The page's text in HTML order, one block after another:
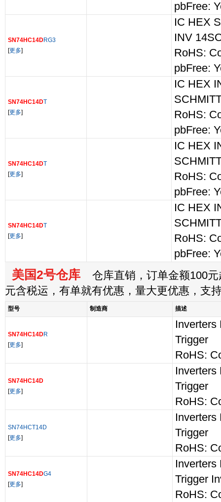
pbFree:
SN74HC14DRG3
[更多]
IC HEX
INV
RoHS:
pbFree:
SN74HC14DT
[更多]
IC HEX
RoHS:
pbFree:
SN74HC14DT
[更多]
IC HEX
RoHS:
pbFree:
SN74HC14DT
[更多]
IC HEX
RoHS:
pbFree:
美国2号仓库 仓库直销，订单金额100元
元含税运，有单就有优惠，量大更优惠，支
型号 制造商 描述
SN74HC14DR
[更多]
Inverters
Trigger
RoHS:
SN74HC14D
[更多]
Inverters
Trigger
RoHS:
SN74HCT14D
[更多]
Inverters
Trigger
RoHS:
SN74HC14DG4
[更多]
Inverters
Trigger
RoHS: